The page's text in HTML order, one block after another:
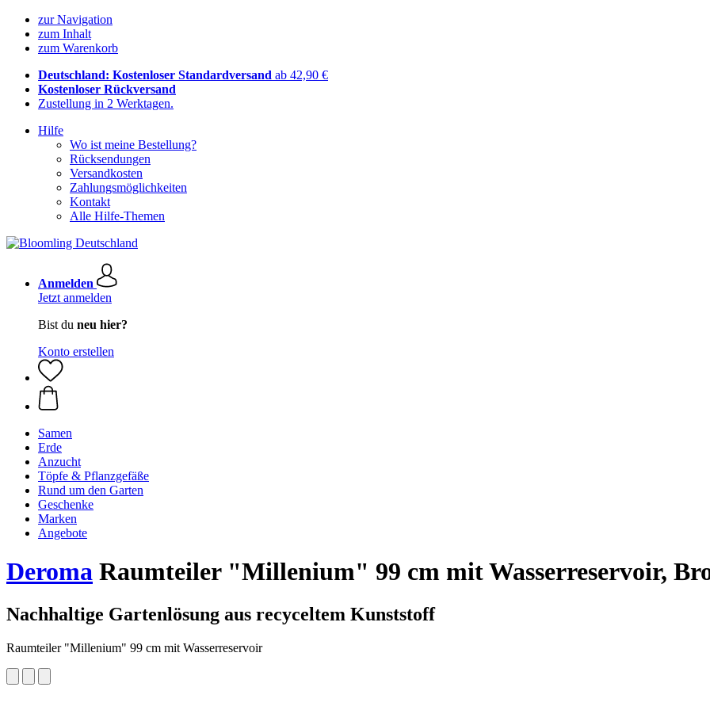
zur Navigation
zum Inhalt
zum Warenkorb
Deutschland: Kostenloser Standardversand ab 42,90 €
Kostenloser Rückversand
Zustellung in 2 Werktagen.
Hilfe
Wo ist meine Bestellung?
Rücksendungen
Versandkosten
Zahlungsmöglichkeiten
Kontakt
Alle Hilfe-Themen
Anmelden
Jetzt anmelden
Bist du neu hier?
Konto erstellen
Samen
Erde
Anzucht
Töpfe & Pflanzgefäße
Rund um den Garten
Geschenke
Marken
Angebote
Deroma Raumteiler "Millenium" 99 cm mit Wasserreservoir,
Nachhaltige Gartenlösung aus recyceltem Kunststoff
Raumteiler "Millenium" 99 cm mit Wasserreservoir